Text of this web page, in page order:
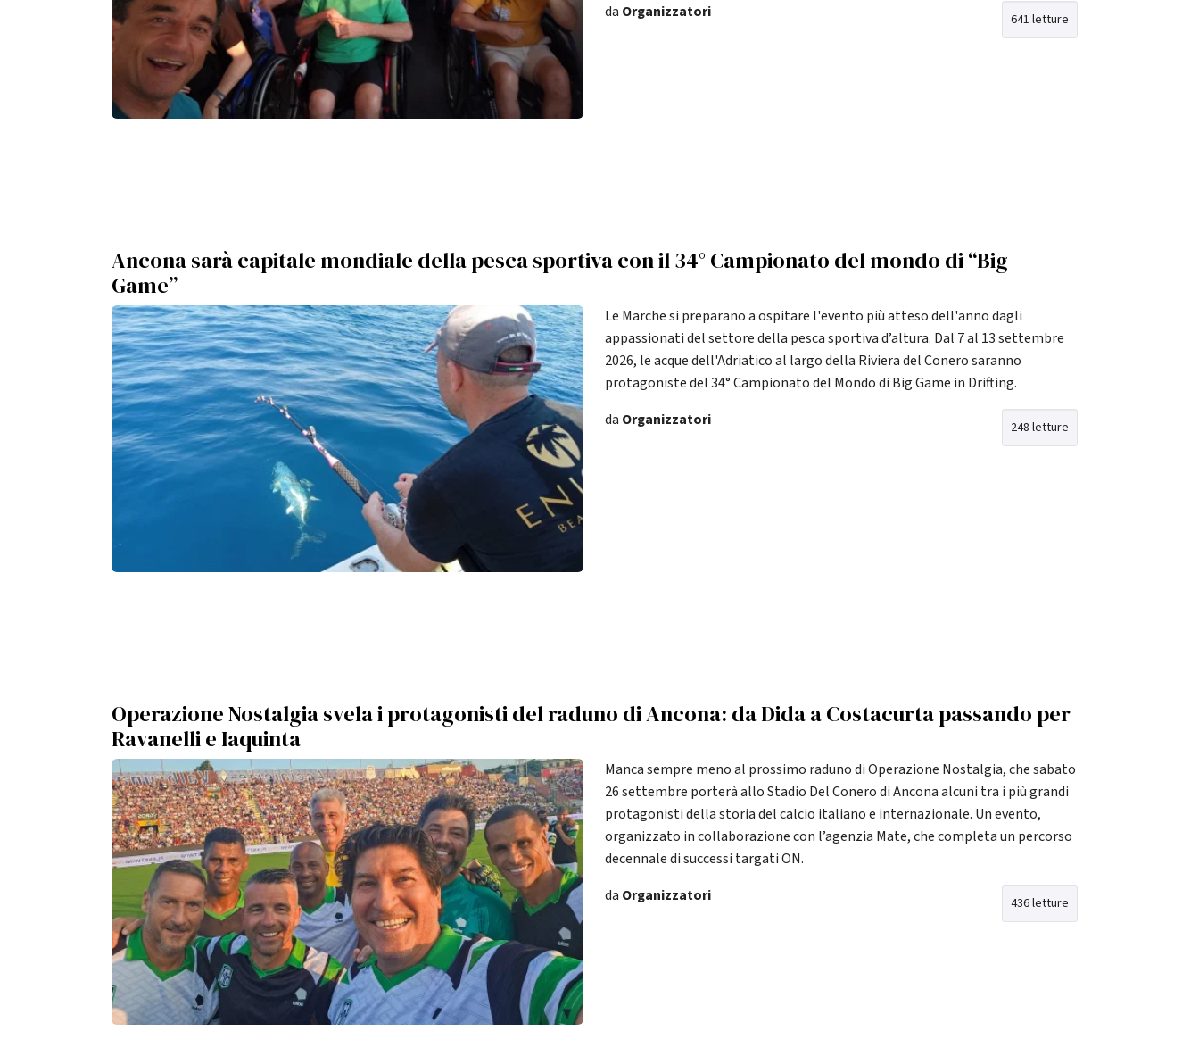
641 letture
da Organizzatori
Ancona sarà capitale mondiale della pesca sportiva con il 34° Campionato del mondo di “Big
Game”
Le Marche si preparano a ospitare l'evento più atteso dell'anno dagli
appassionati del settore della pesca sportiva d’altura. Dal 7 al 13 settembre
2026, le acque dell'Adriatico al largo della Riviera del Conero saranno
protagoniste del 34° Campionato del Mondo di Big Game in Drifting.
248 letture
da Organizzatori
Operazione Nostalgia svela i protagonisti del raduno di Ancona: da Dida a Costacurta passando per
Ravanelli e Iaquinta
Manca sempre meno al prossimo raduno di Operazione Nostalgia, che sabato
26 settembre porterà allo Stadio Del Conero di Ancona alcuni tra i più grandi
protagonisti della storia del calcio italiano e internazionale. Un evento,
organizzato in collaborazione con l’agenzia Mate, che completa un percorso
decennale di successi targati ON.
436 letture
da Organizzatori